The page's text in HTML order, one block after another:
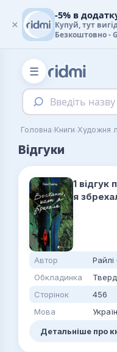
☰
Введіть
Головна›Книги›Художня
Відгуки
1 відгук
я
Автор
Обкладинка
Сторінок
456
Мова
Детальніше про
×
-5% в
Купуй, тут
Безкоштовно -